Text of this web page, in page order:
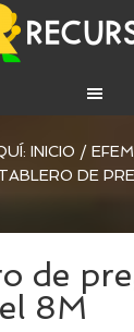
INICIO /
DE
de
8M